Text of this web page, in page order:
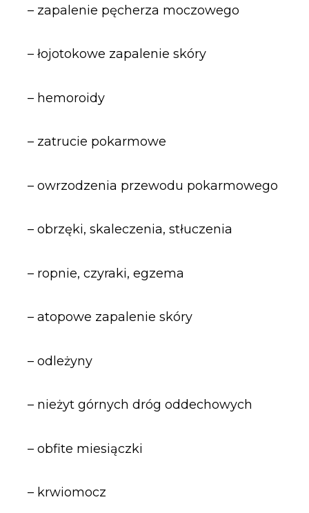
– zapalenie pęcherza moczowego
– łojotokowe zapalenie skóry
– hemoroidy
– zatrucie pokarmowe
– owrzodzenia przewodu pokarmowego
– obrzęki, skaleczenia, stłuczenia
– ropnie, czyraki, egzema
– atopowe zapalenie skóry
– odleżyny
– nieżyt górnych dróg oddechowych
– obfite miesiączki
– krwiomocz